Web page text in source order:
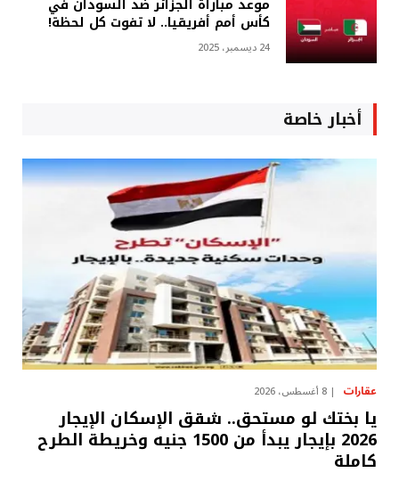
موعد مباراة الجزائر ضد السودان في
كأس أمم أفريقيا.. لا تفوت كل لحظة!
24 ديسمبر، 2025
أخبار خاصة
عقارات 8 أغسطس، 2026
يا بختك لو مستحق.. شقق الإسكان الإيجار
2026 بإيجار يبدأ من 1500 جنيه وخريطة الطرح
كاملة